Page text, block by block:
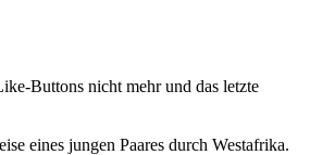
Buttons nicht mehr und das letzte
eines jungen Paares durch Westafrika.